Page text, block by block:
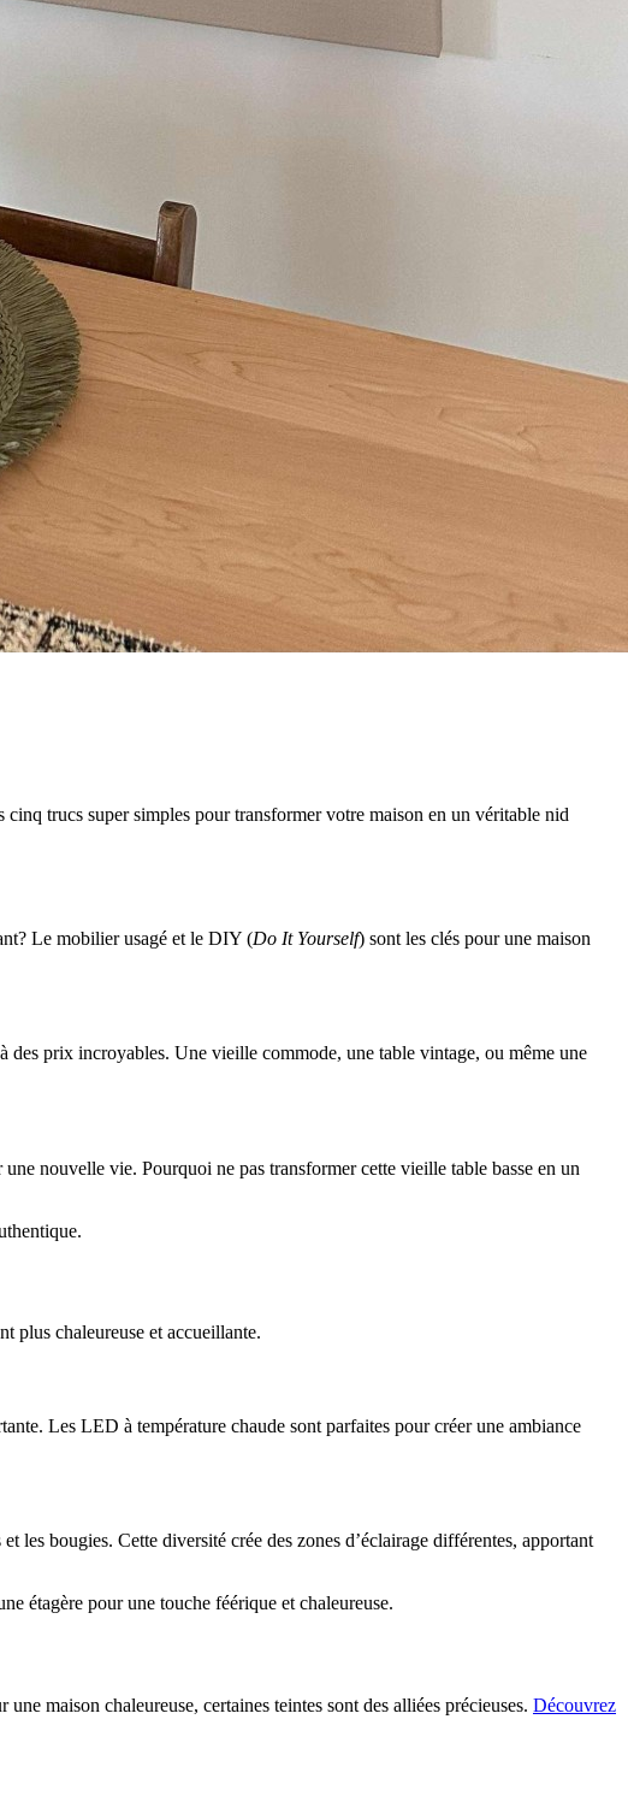
trucs super simples pour transformer votre maison en un véritable nid
Le mobilier usagé et le DIY (Do It Yourself) sont les clés pour une maison
des prix incroyables. Une vieille commode, une table vintage, ou même une
nouvelle vie. Pourquoi ne pas transformer cette vieille table basse en un
plus chaleureuse et accueillante.
Les LED à température chaude sont parfaites pour créer une ambiance
les bougies. Cette diversité crée des zones d’éclairage différentes, apportant
étagère pour une touche féérique et chaleureuse.
maison chaleureuse, certaines teintes sont des alliées précieuses. Découvrez